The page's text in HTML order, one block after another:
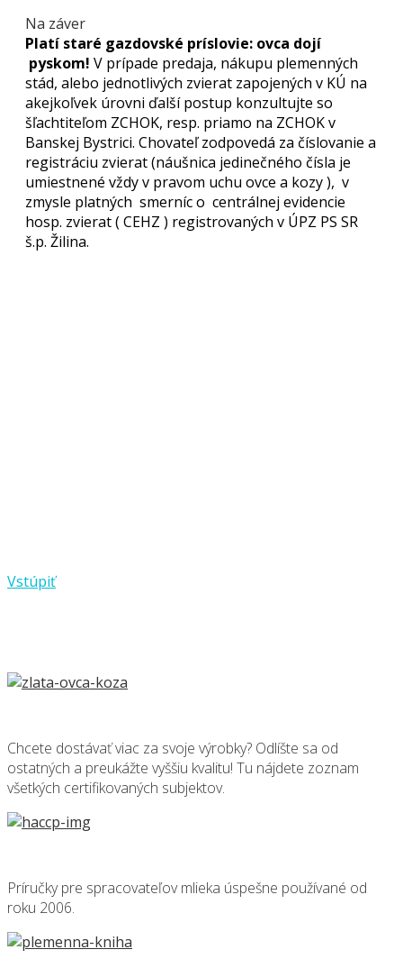
Na záver
Platí staré gazdovské príslovie: ovca dojí
pyskom! V prípade predaja, nákupu plemenných
stád, alebo jednotlivých zvierat zapojených v KÚ na
akejkoľvek úrovni ďalší postup konzultujte so
šľachtiteľom ZCHOK, resp. priamo na ZCHOK v
Banskej Bystrici. Chovateľ zodpovedá za číslovanie a
registráciu zvierat (náušnica jedinečného čísla je
umiestnené vždy v pravom uchu ovce a kozy ), v
zmysle platných smerníc o centrálnej evidencie
hosp. zvierat ( CEHZ ) registrovaných v ÚPZ PS SR
š.p. Žilina.
Vstúpiť
Chcete dostávať viac za svoje výrobky? Odlíšte sa od
ostatných a preukážte vyššiu kvalitu! Tu nájdete zoznam
všetkých certifikovaných subjektov.
Príručky pre spracovateľov mlieka úspešne používané od
roku 2006.